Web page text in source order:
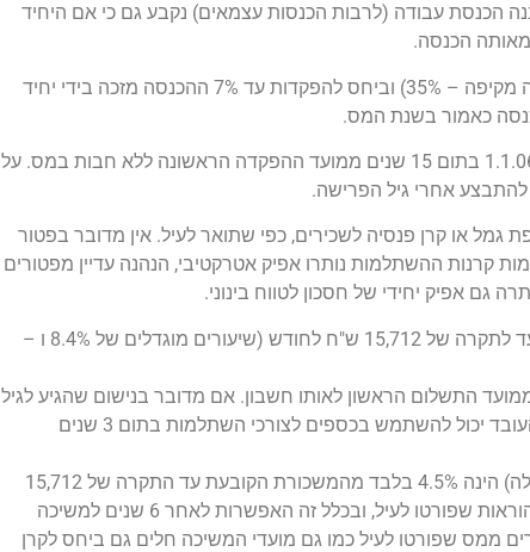
יצוין כי ביחס להכנסה שאיננה הכנסת עבודה (לרבות הכנסות עצמאים) נקבע גם כי אם היחיד
בגין הפקדות שלא הותרו בניכוי ניתן לקבל זיכוי בשיעור של 25% (ובמקרה של פנסיה מקיפה – 35%) וביחס להפקדות עד 7% ההכנסה מזכה בידי יחיד
ניתן למשוך את הכספים שהופקדו ויופקדו בקופת גמל לתגמולים לעצמאי עד ליום 1.1.06 בתום 15 שנים ממועד ההפקדה הראשונה ללא חבות במס. על
או קרן פנסיה לשכירים, כפי שתואר לעיל. אין מדובר בפטור
ההשתלמות נותרו אפיק אטרקטיבי, הנהנה עדיין מפטורים
אפיק יחידי של חסכון לטווח בינוני.
תקרת ההפקדה המותרת הינה 7.5% למעביד ו- 2.5% לעובד מהמשכורת הקובעת עד לתקרה של 15,712 ש"ח לחודש (שיעורים מוגדלים של 8.4% ו –
את הכספים שהצטברו בקרן בפטור ממס לאחר תום 6 שנים ממועד התשלום הראשון לאותו חשבון. אם מדובר בנישום שהגיע לגיל
פרישה – ניתן למשוך מהקרן כבר לאחר 3 שנים ממועד התשלום הראשון. כמו כן, העובד יכול להשתמש בכספים לצורכי השתלמות בתום 3 שנים
תקרת ההפקדה של חברת מעטים עבור עובדים שהינם בעלי שליטה בה (10% ומעלה) הינה 4.5% בלבד מהמשכורת הקובעת עד התקרה של 15,712
ש"ח לחודש. במקביל על העובד להפקיד 1.5% לפחות מהמשכורת הקובעת. יתר ההוראות שפורטו לעיל, ובכלל זה האפשרות לאחר 6 שנים למשיכה
ממס שפורטו לעיל כמו גם מועדי המשיכה חלים גם ביחס לקרן